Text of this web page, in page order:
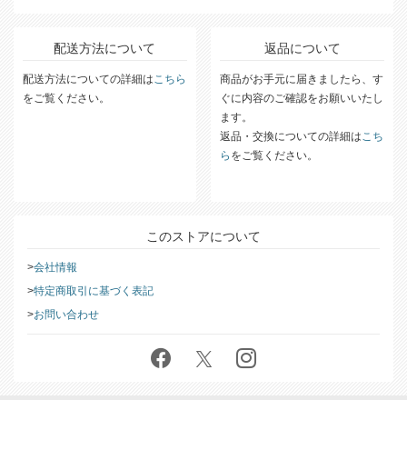
配送方法について
配送方法についての詳細はこちら
をご覧ください。
返品について
商品がお手元に届きましたら、す
ぐに内容のご確認をお願いいたし
ます。
返品・交換についての詳細はこち
ら をご覧ください。
このストアについて
会社情報
特定商取引に基づく表記
お問い合わせ